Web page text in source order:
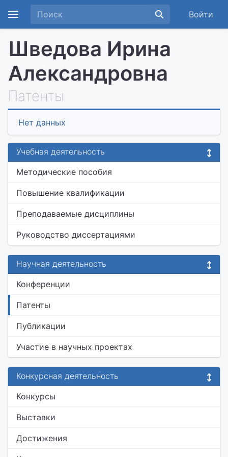
Войти
Шведова Ирина
Александровна
Патенты
Нет данных
Учебная деятельность
Методические пособия
Повышение квалификации
Преподаваемые дисциплины
Руководство диссертациями
Научная деятельность
Конференции
Патенты
Публикации
Участие в научных проектах
Конкурсная деятельность
Конкурсы
Выставки
Достижения